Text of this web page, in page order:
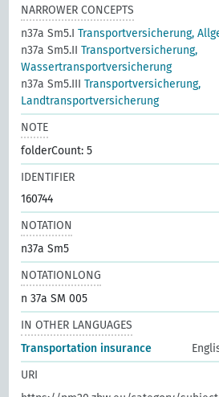
NARROWER CONCEPTS
n37a Sm5.ITransportversicherung,
n37a Sm5.IITransportversicherung,
Wassertransportversicherung
n37a Sm5.IIITransportversicherung,
Landtransportversicherung
NOTE
folderCount: 5
IDENTIFIER
160744
NOTATION
n37a Sm5
NOTATIONLONG
n 37a SM 005
IN OTHER LANGUAGES
Transportation insurance
URI